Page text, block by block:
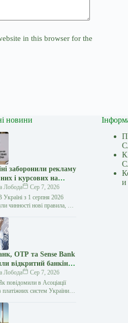
in this browser for the
новини
заборонили рекламу
і курсових на
кого стосуються
— Мінфін
Лобода
Сер 7, 2026
Україні з 1 серпня 2026
чинності нові правила, які
академічних робіт замість
і…
OTP та Sense Bank
відкритий банкінг:
для клієнтів —
Лобода
Сер 7, 2026
повідомили в Асоціації
платіжних систем України
офіційно приєдналися
відкритого банкінгу
и